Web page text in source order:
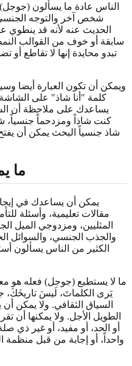
الناس عادة ما يسألون
شخص آخر والتوجه
الحديث عنه لأنه قد ينطوي
سابقة أو خوف من القوالب
تبدو محايدة إنها لا تقاطع
ويمكن أن تكون العبارة أيضا
كلمة "أنا شاذ" على
يساعدك على ملاحظة أن
كنت شاذاً ومزدحماً جنسياً،
شاذ جنسياً البحث يمكن أن
ما
مقالات تعليمية، وأسئلة
المثليين، ومزدوجي الميل
والجذب الجنسي، والسوائل
الكثير من الناس يسألون
ما لا يستطيع (جوجل) فعله هو
يَرى الكلماتَ، لَيسَ تاريخَكَ،
السياق الثقافي. ولا يمكن
الطويل الأجل. ولا يمكنها أن
أو الحد، أو مفيد، أو غير ذي
واحداً، أو إجابة من قبل منظمة